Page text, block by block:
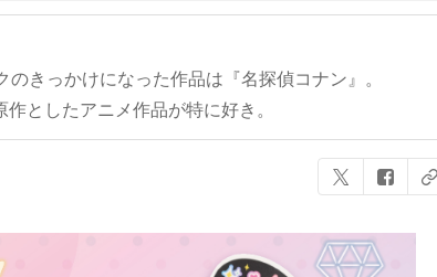
きっかけになった作品は『名探偵コナン』。
としたアニメ作品が特に好き。